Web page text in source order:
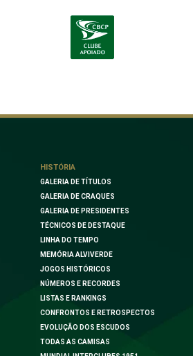
HISTÓRIA
GALERIA DE TÍTULOS
GALERIA DE CRAQUES
GALERIA DE PRESIDENTES
TÉCNICOS DE DESTAQUE
LINHA DO TEMPO
MEMÓRIA ALVIVERDE
JOGOS HISTÓRICOS
NÚMEROS E RECORDES
LISTAS E RANKINGS
CONFRONTOS E RETROSPECTOS
EVOLUÇÃO DOS ESCUDOS
TODAS AS CAMISAS